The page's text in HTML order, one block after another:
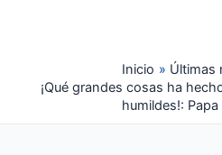
Inicio
Últimas
¡Qué grandes cosas ha
humildes!: